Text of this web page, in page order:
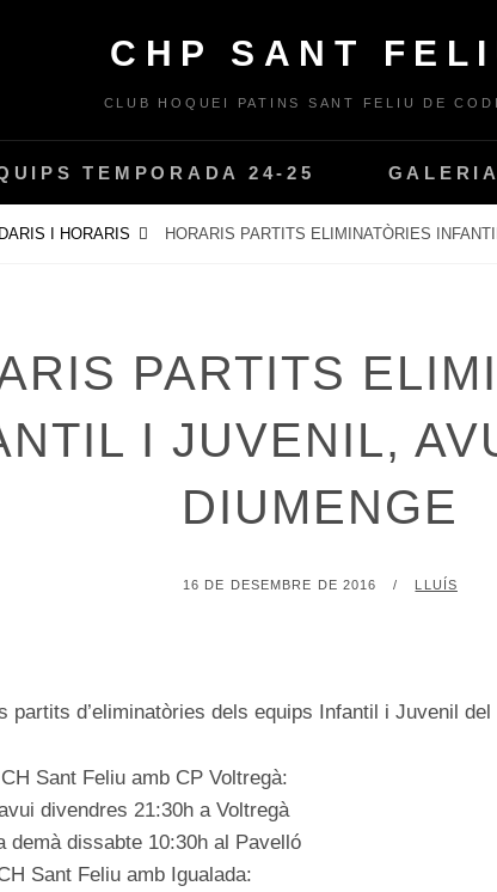
CHP SANT
CLUB HOQUEI PATINS SANT FELIU DE
TEMPORADA 24-25 GALERIA
I HORARIS HORARIS PARTITS ELIMINATÒRIES
PARTITS
I JUVENIL,
DIUMENGE
POSTED
16 DE DESEMBRE DE 2016 BY
LLUÍS
partits d’eliminatòries dels equips Infantil i Juvenil
Sant Feliu amb CP Voltregà:
divendres 21:30h a Voltregà
demà dissabte 10:30h al Pavelló
Sant Feliu amb Igualada: